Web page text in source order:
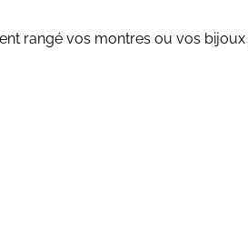
rangé vos montres ou vos bijoux